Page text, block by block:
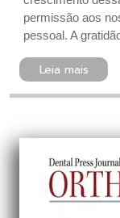
permissão aos
pessoal. A
Leia mais